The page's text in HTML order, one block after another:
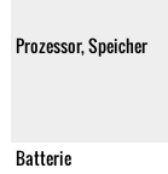
Prozessor, Speicher
Batterie